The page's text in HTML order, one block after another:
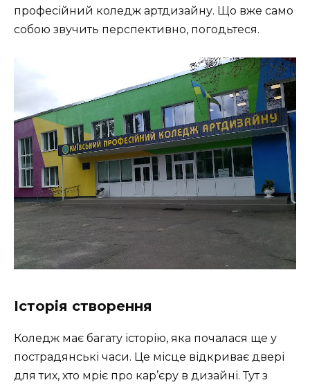
професійний коледж артдизайну. Що вже само
собою звучить перспективно, погодьтеся.
Історія створення
Коледж має багату історію, яка почалася ще у
пострадянські часи. Це місце відкриває двері
для тих, хто мріє про кар’єру в дизайні. Тут з